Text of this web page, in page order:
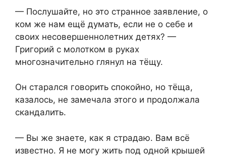
— Послушайте, но это странное заявление, о
ком же нам ещё думать, если не о себе и
своих несовершеннолетних детях? —
Григорий с молотком в руках
многозначительно глянул на тёщу.
Он старался говорить спокойно, но тёща,
казалось, не замечала этого и продолжала
скандалить.
— Вы же знаете, как я страдаю. Вам всё
известно. Я не могу жить под одной крышей